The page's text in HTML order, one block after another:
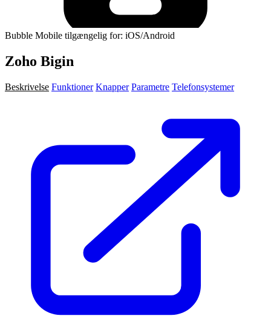
Bubble Mobile tilgængelig for: iOS/Android
Zoho Bigin
Beskrivelse Funktioner Knapper Parametre Telefonsystemer